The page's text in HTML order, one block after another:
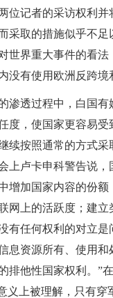
位记者的采访权利
采取的措施似乎不
世界重大事件的看
没有使用欧洲反跨
渗透过程中，白国
度，使国家更容易
续按照通常的方式
上卢卡申科警告说
增加国家内容的份
网上的活跃度；建
有任何权利的对立
息资源所有、使用
排他性国家权利。”
义上被理解，只有